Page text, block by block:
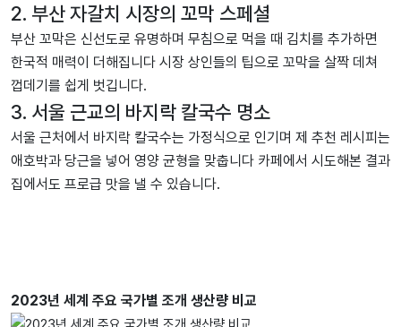
2. 부산 자갈치 시장의 꼬막 스페셜
부산 꼬막은 신선도로 유명하며 무침으로 먹을 때 김치를 추가하면
한국적 매력이 더해집니다 시장 상인들의 팁으로 꼬막을 살짝 데쳐
껍데기를 쉽게 벗깁니다.
3. 서울 근교의 바지락 칼국수 명소
서울 근처에서 바지락 칼국수는 가정식으로 인기며 제 추천 레시피는
애호박과 당근을 넣어 영양 균형을 맞춥니다 카페에서 시도해본 결과
집에서도 프로급 맛을 낼 수 있습니다.
2023년 세계 주요 국가별 조개 생산량 비교